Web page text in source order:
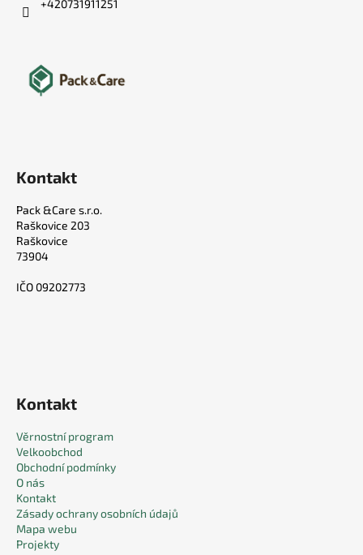
+420731911251
Kontakt
Pack &Care s.r.o.
Raškovice 203
Raškovice
73904
IČO 09202773
Kontakt
Věrnostní program
Velkoobchod
Obchodní podmínky
O nás
Kontakt
Zásady ochrany osobních údajů
Mapa webu
Projekty